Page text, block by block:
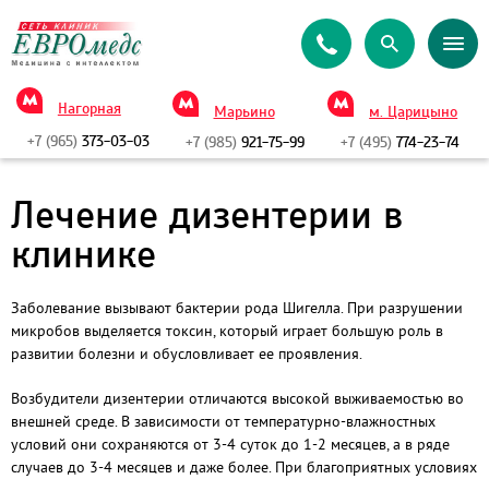
Нагорная
+7 (965) 373-03-03
Марьино
+7 (985)921-75-99
м. Царицыно
+7 (495) 774-23-74
Лечение дизентерии в
клинике
Заболевание вызывают бактерии рода Шигелла. При разрушении
микробов выделяется токсин, который играет большую роль в
развитии болезни и обусловливает ее проявления.
Возбудители дизентерии отличаются высокой выживаемостью во
внешней среде. В зависимости от температурно-влажностных
условий они сохраняются от 3-4 суток до 1-2 месяцев, а в ряде
случаев до 3-4 месяцев и даже более. При благоприятных условиях